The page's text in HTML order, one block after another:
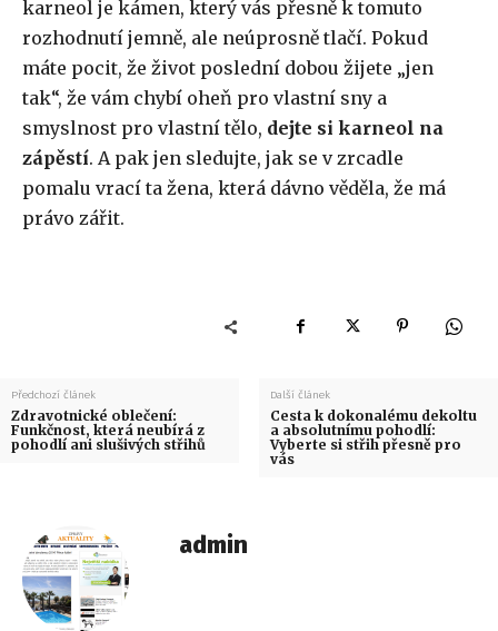
karneol je kámen, který vás přesně k tomuto
rozhodnutí jemně, ale neúprosně tlačí. Pokud
máte pocit, že život poslední dobou žijete „jen
tak“, že vám chybí oheň pro vlastní sny a
smyslnost pro vlastní tělo, dejte si karneol na
zápěstí. A pak jen sledujte, jak se v zrcadle
pomalu vrací ta žena, která dávno věděla, že má
právo zářit.
Předchozí článek
Zdravotnické oblečení:
Funkčnost, která neubírá z
pohodlí ani slušivých střihů
Další článek
Cesta k dokonalému dekoltu
a absolutnímu pohodlí:
Vyberte si střih přesně pro
vás
admin